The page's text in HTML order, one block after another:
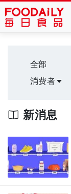
全部
消费者
新消息